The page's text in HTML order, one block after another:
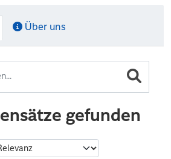
Über uns
gefunden